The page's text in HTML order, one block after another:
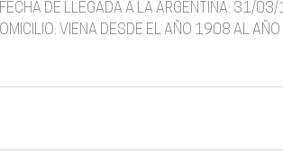
DE LLEGADA A LA ARGENTINA: 31/
VIENA DESDE EL AÑO 1908 AL